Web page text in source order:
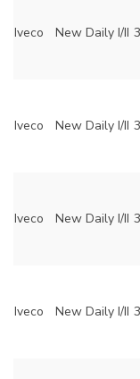
Iveco New Daily I/II
Iveco New Daily I/II
Iveco New Daily I/II
Iveco New Daily I/II